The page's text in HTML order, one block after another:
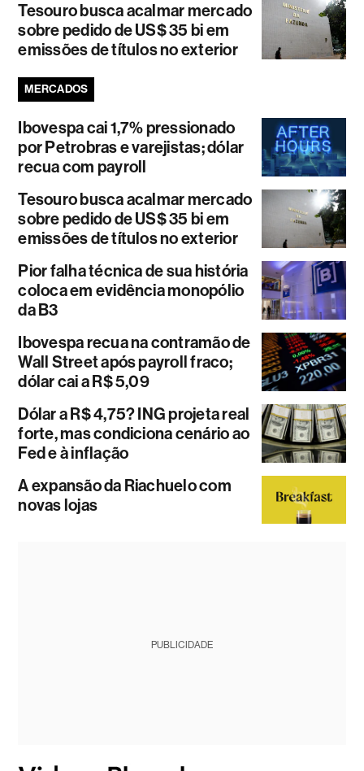
Tesouro busca acalmar mercado
sobre pedido de US$ 35 bi em
emissões de títulos no exterior
MERCADOS
Ibovespa cai 1,7% pressionado
por Petrobras e varejistas; dólar
recua com payroll
Tesouro busca acalmar mercado
sobre pedido de US$ 35 bi em
emissões de títulos no exterior
Pior falha técnica de sua história
coloca em evidência monopólio
da B3
Ibovespa recua na contramão de
Wall Street após payroll fraco;
dólar cai a R$ 5,09
Dólar a R$ 4,75? ING projeta real
forte, mas condiciona cenário ao
Fed e à inflação
A expansão da Riachuelo com
novas lojas
PUBLICIDADE